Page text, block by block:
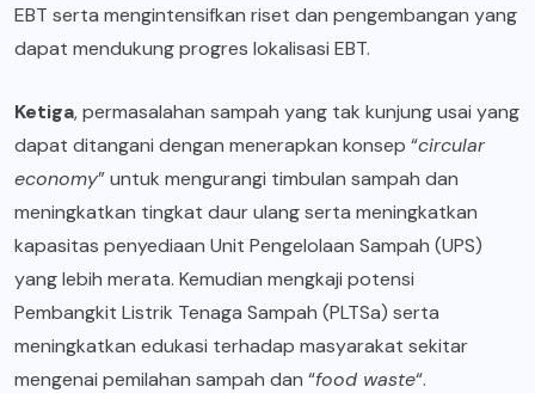
EBT serta mengintensifkan riset dan pengembangan yang
dapat mendukung progres lokalisasi EBT.
Ketiga, permasalahan sampah yang tak kunjung usai yang
dapat ditangani dengan menerapkan konsep “circular
economy” untuk mengurangi timbulan sampah dan
meningkatkan tingkat daur ulang serta meningkatkan
kapasitas penyediaan Unit Pengelolaan Sampah (UPS)
yang lebih merata. Kemudian mengkaji potensi
Pembangkit Listrik Tenaga Sampah (PLTSa) serta
meningkatkan edukasi terhadap masyarakat sekitar
mengenai pemilahan sampah dan “food waste“.